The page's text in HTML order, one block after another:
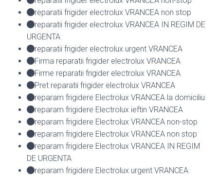
reparatii frigider electrolux VRANCEA non stop
reparatii frigider electrolux VRANCEA IN REGIM DE
URGENTA
reparatii frigider electrolux urgent VRANCEA
Firma reparatii frigider electrolux VRANCEA
Firme reparatii frigider electrolux VRANCEA
Pret reparatii frigider electrolux VRANCEA
reparam frigidere Electrolux VRANCEA la domiciliu
reparam frigidere Electrolux ieftin VRANCEA
reparam frigidere Electrolux VRANCEA non-stop
reparam frigidere Electrolux VRANCEA non stop
reparam frigidere Electrolux VRANCEA IN REGIM
DE URGENTA
reparam frigidere Electrolux urgent VRANCEA